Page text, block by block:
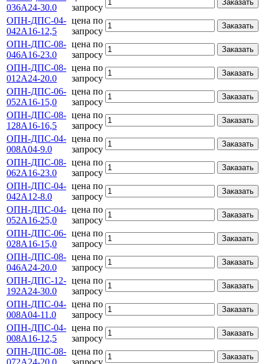
036А24-30.0
запросу
Заказать
ОПН-ДПС-04-
042А16-12,5
цена по
запросу
Заказать
ОПН-ДПС-08-
046А16-23.0
цена по
запросу
Заказать
ОПН-ДПС-08-
012А24-20.0
цена по
запросу
Заказать
ОПН-ДПС-06-
052А16-15,0
цена по
запросу
Заказать
ОПН-ДПС-08-
128А16-16,5
цена по
запросу
Заказать
ОПН-ДПС-04-
008А04-9.0
цена по
запросу
Заказать
ОПН-ДПС-08-
062А16-23.0
цена по
запросу
Заказать
ОПН-ДПС-04-
042А12-8.0
цена по
запросу
Заказать
ОПН-ДПС-04-
052А16-25,0
цена по
запросу
Заказать
ОПН-ДПС-06-
028А16-15,0
цена по
запросу
Заказать
ОПН-ДПС-08-
046А24-20.0
цена по
запросу
Заказать
ОПН-ДПС-12-
192А24-30.0
цена по
запросу
Заказать
ОПН-ДПС-04-
008А04-11.0
цена по
запросу
Заказать
ОПН-ДПС-04-
008А16-12,5
цена по
запросу
Заказать
ОПН-ДПС-08-
072А24-20.0
цена по
запросу
Заказать